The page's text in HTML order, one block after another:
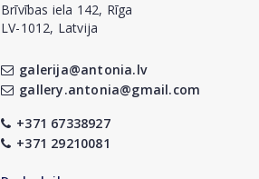
Brīvības iela 142, Rīga
LV-1012, Latvija
galerija@antonia.lv
gallery.antonia@gmail.com
+371 67338927
+371 29210081